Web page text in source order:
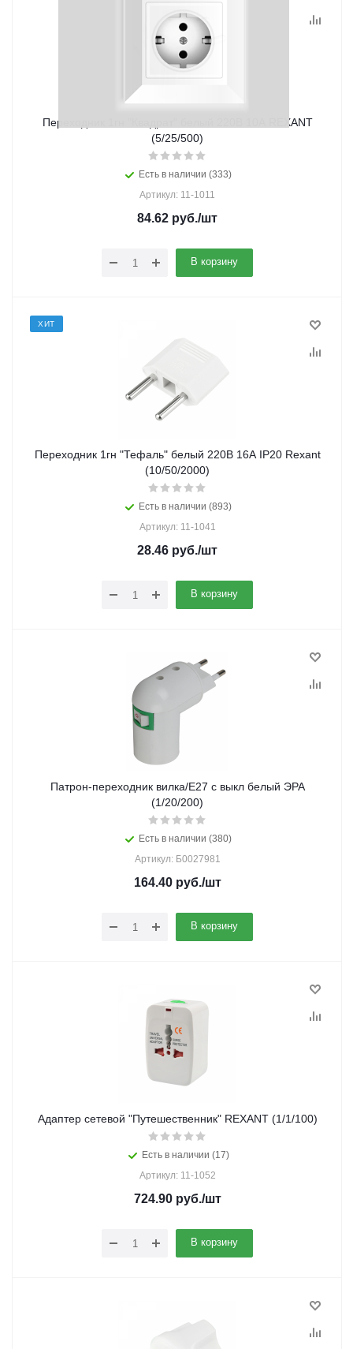
Переходник 1гн "Квадрат" белый 220В 10А REXANT
(5/25/500)
Есть в наличии (333)
Артикул: 11-1011
84.62 руб./шт
В корзину
ХИТ
Переходник 1гн "Тефаль" белый 220В 16А IP20 Rexant
(10/50/2000)
Есть в наличии (893)
Артикул: 11-1041
28.46 руб./шт
В корзину
Патрон-переходник вилка/Е27 с выкл белый ЭРА
(1/20/200)
Есть в наличии (380)
Артикул: Б0027981
164.40руб./шт
В корзину
Адаптер сетевой "Путешественник" REXANT (1/1/100)
Есть в наличии (17)
Артикул: 11-1052
724.90руб./шт
В корзину